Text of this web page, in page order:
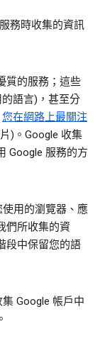
務時收集的資訊
質的服務；這些
語言)，甚至分
您在網路上最關注
)。Google 收集
Google 服務的方
用的瀏覽器、應
們所收集的資
段中保留您的語
Google 帳戶中